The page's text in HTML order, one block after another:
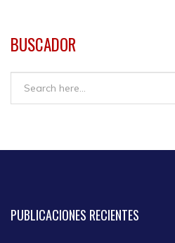
BUSCADOR
Buscar
PUBLICACIONES RECIENTES